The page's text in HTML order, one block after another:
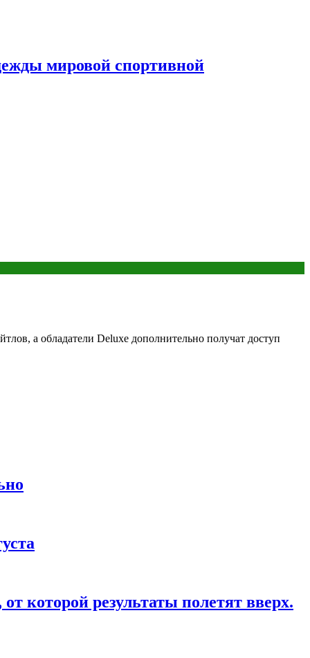
мировой спортивной
а обладатели Deluxe дополнительно получат доступ
которой результаты полетят вверх.